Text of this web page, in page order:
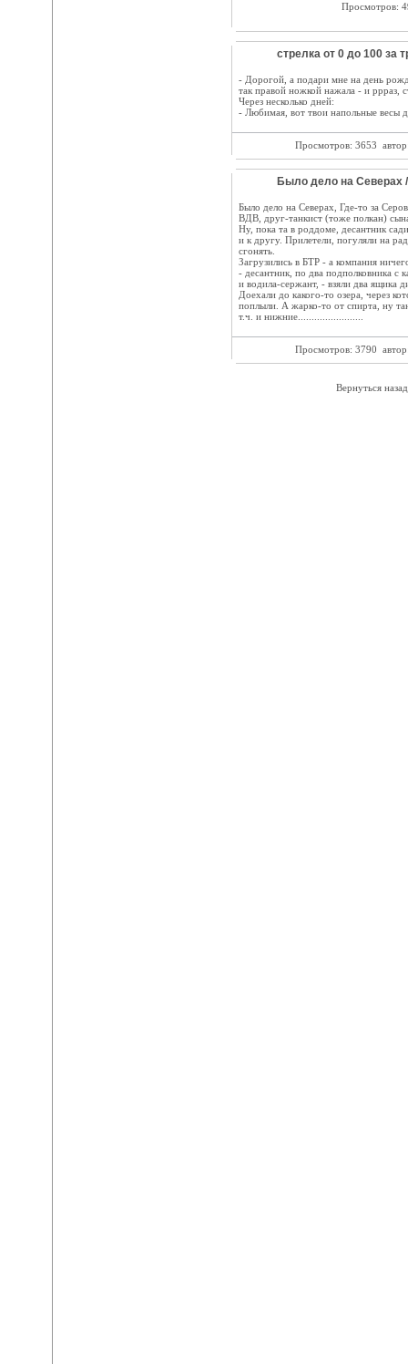
Просмотров:
стрелка от 0 до 100 за
- Дорогой, а подари мне на день
так правой ножкой нажала - и ррраз,
Через несколько дней:
- Любимая, вот твои напольные весы
Просмотров: 3653
Было дело на Северах
Было дело на Северах, Где-то за
ВДВ, друг-танкист (тоже полкан)
Ну, пока та в роддоме, десантник
и к другу. Прилетели, погуляли на
сгонять.
Загрузились в БТР - а компания
- десантник, по два подполковника
и водила-сержант, - взяли два ящика
Доехали до какого-то озера, через
поплыли. А жарко-то от спирта, ну
т.ч. и нижние........................
Просмотров: 3790
Вернуться